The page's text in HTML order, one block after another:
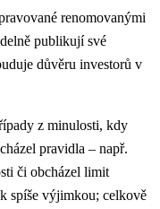
renomovanými
publikují své
důvěru investorů v
z minulosti, kdy
pravidla – např.
či obcházel limit
spíše výjimkou; celkově